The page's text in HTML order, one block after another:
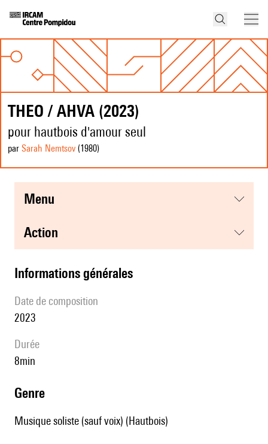
THEO / AHVA (2023)
pour hautbois d'amour seul
par Sarah Nemtsov (1980)
menu
action
informations générales
date de composition
2023
durée
8min
genre
Musique soliste (sauf voix) (Hautbois)